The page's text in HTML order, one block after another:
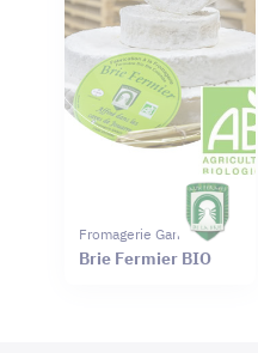
Fromagerie Ganot
Brie Fermier BIO